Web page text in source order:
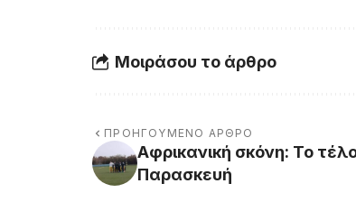
Μοιράσου το άρθρο
ΠΡΟΗΓΟΎΜΕΝΟ ΆΡΘΡΟ
Αφρικανική σκόνη: Το
Παρασκευή